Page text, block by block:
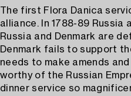
The first Flora Danica
alliance. In 1788-89 Russia
Russia and Denmark are
Denmark fails to support
needs to make amends
worthy of the Russian
dinner service so